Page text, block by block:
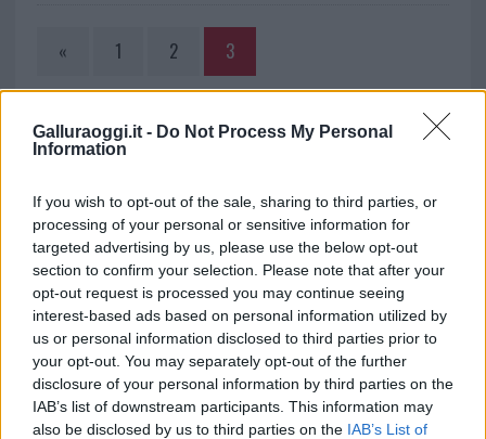
Galluraoggi.it - Do Not Process My Personal
Information
If you wish to opt-out of the sale, sharing to third parties, or
processing of your personal or sensitive information for
targeted advertising by us, please use the below opt-out
section to confirm your selection. Please note that after your
opt-out request is processed you may continue seeing
interest-based ads based on personal information utilized by
us or personal information disclosed to third parties prior to
your opt-out. You may separately opt-out of the further
disclosure of your personal information by third parties on the
IAB’s list of downstream participants. This information may
also be disclosed by us to third parties on the IAB’s List of
« 1 2 3
NOTIZIE RECENTI
Lettini e arredi abusivi sulla spiaggia libera,
sequestri a Olbia e Arzachena
È morto Francesco Guccini, il maestro che si
tenne lontano dalla Costa Smeralda
Nuovo sportello rifiuti a Palau, una svolta per gli
utenti